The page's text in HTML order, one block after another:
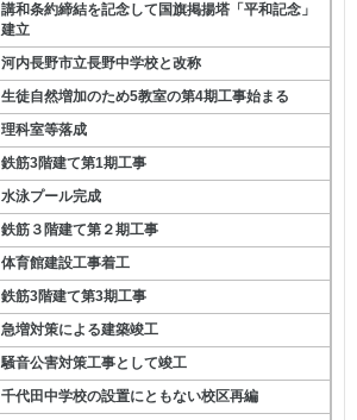
講和条約締結を記念して国旗掲揚塔「平和記念」
建立
河内長野市立長野中学校と改称
生徒自然増加のため5教室の第4期工事始まる
理科室等落成
鉄筋3階建て第1期工事
水泳プール完成
鉄筋３階建て第２期工事
体育館建設工事着工
鉄筋3階建て第3期工事
急増対策による建築竣工
騒音公害対策工事として竣工
千代田中学校の設置にともない校区再編